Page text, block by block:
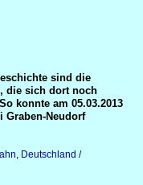
sind die
die sich dort noch
konnte am 05.03.2013
Graben-Neudorf
, Deutschland /